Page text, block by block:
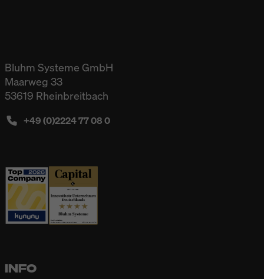
Bluhm Systeme GmbH
Maarweg 33
53619 Rheinbreitbach
+49 (0)2224 77 08 0
INFO